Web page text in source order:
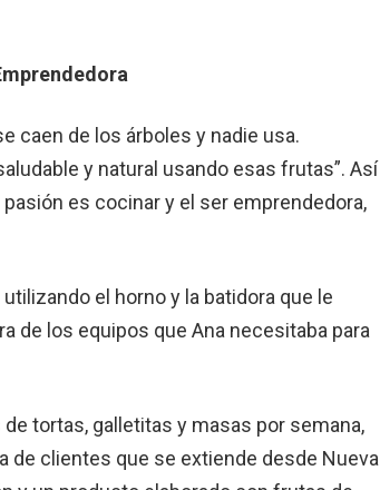
caen de los árboles y nadie usa.
y natural usando esas frutas”. Así
es cocinar y el ser emprendedora,
el horno y la batidora que le
de los equipos que Ana necesitaba para
tortas, galletitas y masas por semana,
de clientes que se extiende desde Nueva